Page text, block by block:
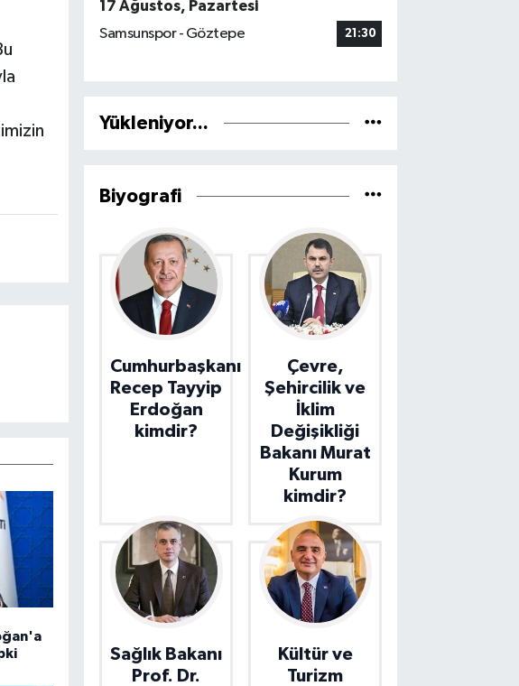
17 Ağustos, Pazartesi
Samsunspor - Göztepe
21:30
Yükleniyor...
Biyografi
Cumhurbaşkanı
Recep Tayyip
Erdoğan
kimdir?
Çevre,
Şehircilik ve
İklim
Değişikliği
Bakanı Murat
Kurum
kimdir?
Sağlık Bakanı
Prof. Dr.
Kültür ve
Turizm